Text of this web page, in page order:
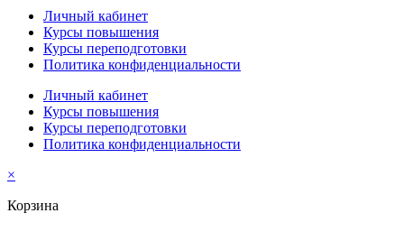
Личный кабинет
Курсы повышения
Курсы переподготовки
Политика конфиденциальности
Личный кабинет
Курсы повышения
Курсы переподготовки
Политика конфиденциальности
×
Корзина